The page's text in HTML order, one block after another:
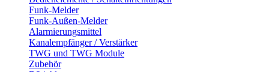
Funk-Melder
Funk-Außen-Melder
Alarmierungsmittel
Kanalempfänger / Verstärker
TWG und TWG Module
Zubehör